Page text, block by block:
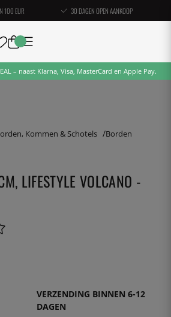
100 EUR 30 DAGEN OPEN AANKOOP
– naast Klarna, Visa, MasterCard en Apple Pay.
Kommen & Schotels Borden
LIFESTYLE VOLCANO -
VERZENDING BINNEN 6-12
DAGEN